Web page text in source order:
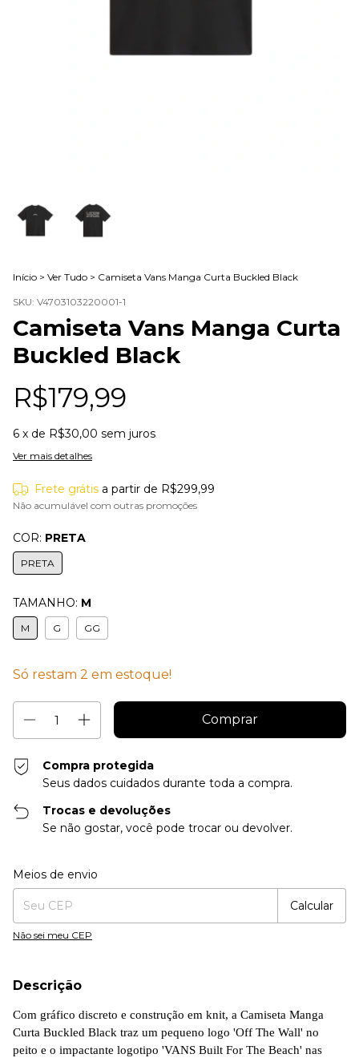
Início > Ver Tudo > Camiseta Vans Manga Curta Buckled Black
SKU: V4703103220001-1
Camiseta Vans Manga Curta
Buckled Black
R$179,99
6 x de R$30,00 sem juros
Ver mais detalhes
Frete grátis a partir de R$299,99
Não acumulável com outras promoções
COR: PRETA
PRETA
TAMANHO: M
M G GG
Só restam 2 em estoque!
Compra protegida
Seus dados cuidados durante toda a compra.
Trocas e devoluções
Se não gostar, você pode trocar ou devolver.
Entregas para o CEP:
Meios de envio
Calcular
Não sei meu CEP
Descrição
Com gráfico discreto e construção em knit, a Camiseta Manga
Curta Buckled Black traz um pequeno logo 'Off The Wall' no
peito e o impactante logotipo 'VANS Built For The Beach' nas